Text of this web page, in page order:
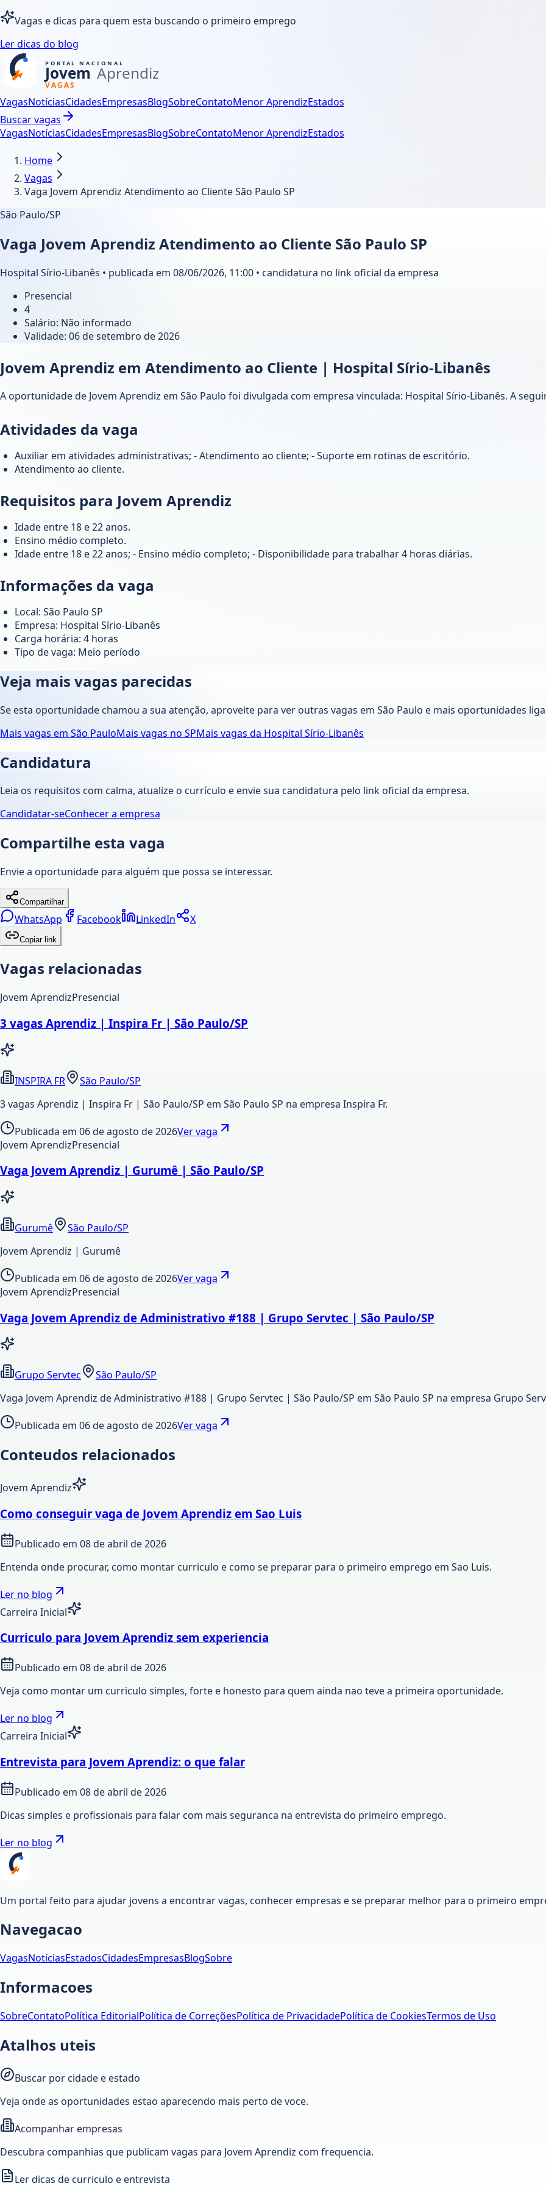
Vagas e dicas para quem esta buscando o primeiro emprego
Ler dicas do blog
VagasNotíciasCidadesEmpresasBlogSobreContatoMenor AprendizEstados
Buscar vagas
VagasNotíciasCidadesEmpresasBlogSobreContatoMenor AprendizEstados
Home
Vagas
Vaga Jovem Aprendiz Atendimento ao Cliente São Paulo SP
São Paulo/SP
Vaga Jovem Aprendiz Atendimento ao Cliente São Paulo SP
Hospital Sírio-Libanês • publicada em 08/06/2026, 11:00 • candidatura no link oficial da empresa
Presencial
4
Salário: Não informado
Validade: 06 de setembro de 2026
Jovem Aprendiz em Atendimento ao Cliente | Hospital Sírio-Libanês
A oportunidade de Jovem Aprendiz em São Paulo foi divulgada com empresa vinculada: Hospital Sírio-Libanês. A
Atividades da vaga
Auxiliar em atividades administrativas; - Atendimento ao cliente; - Suporte em rotinas de escritório.
Atendimento ao cliente.
Requisitos para Jovem Aprendiz
Idade entre 18 e 22 anos.
Ensino médio completo.
Idade entre 18 e 22 anos; - Ensino médio completo; - Disponibilidade para trabalhar 4 horas diárias.
Informações da vaga
Local: São Paulo SP
Empresa: Hospital Sírio-Libanês
Carga horária: 4 horas
Tipo de vaga: Meio período
Veja mais vagas parecidas
Se esta oportunidade chamou a sua atenção, aproveite para ver outras vagas em São Paulo e mais oportunidades
Mais vagas em São PauloMais vagas no SPMais vagas da Hospital Sírio-Libanês
Candidatura
Leia os requisitos com calma, atualize o currículo e envie sua candidatura pelo link oficial da empresa.
Candidatar-seConhecer a empresa
Compartilhe esta vaga
Envie a oportunidade para alguém que possa se interessar.
Compartilhar
WhatsApp Facebook LinkedIn X
Copiar link
Vagas relacionadas
Jovem AprendizPresencial
3 vagas Aprendiz | Inspira Fr | São Paulo/SP
INSPIRA FR
São Paulo/SP
3 vagas Aprendiz | Inspira Fr | São Paulo/SP em São Paulo SP na empresa Inspira Fr.
Publicada em 06 de agosto de 2026Ver vaga
Jovem AprendizPresencial
Vaga Jovem Aprendiz | Gurumê | São Paulo/SP
Gurumê
São Paulo/SP
Jovem Aprendiz | Gurumê
Publicada em 06 de agosto de 2026Ver vaga
Jovem AprendizPresencial
Vaga Jovem Aprendiz de Administrativo #188 | Grupo Servtec | São Paulo/SP
Grupo Servtec
São Paulo/SP
Vaga Jovem Aprendiz de Administrativo #188 | Grupo Servtec | São Paulo/SP em São Paulo SP na empresa Grupo
Publicada em 06 de agosto de 2026Ver vaga
Conteudos relacionados
Jovem Aprendiz
Como conseguir vaga de Jovem Aprendiz em Sao Luis
Publicado em 08 de abril de 2026
Entenda onde procurar, como montar curriculo e como se preparar para o primeiro emprego em Sao Luis.
Ler no blog
Carreira Inicial
Curriculo para Jovem Aprendiz sem experiencia
Publicado em 08 de abril de 2026
Veja como montar um curriculo simples, forte e honesto para quem ainda nao teve a primeira oportunidade.
Ler no blog
Carreira Inicial
Entrevista para Jovem Aprendiz: o que falar
Publicado em 08 de abril de 2026
Dicas simples e profissionais para falar com mais seguranca na entrevista do primeiro emprego.
Ler no blog
Um portal feito para ajudar jovens a encontrar vagas, conhecer empresas e se preparar melhor para o primeiro
Navegacao
VagasNotíciasEstadosCidadesEmpresasBlogSobre
Informacoes
SobreContatoPolítica EditorialPolítica de CorreçõesPolítica de PrivacidadePolítica de CookiesTermos de Uso
Atalhos uteis
Buscar por cidade e estado
Veja onde as oportunidades estao aparecendo mais perto de voce.
Acompanhar empresas
Descubra companhias que publicam vagas para Jovem Aprendiz com frequencia.
Ler dicas de curriculo e entrevista